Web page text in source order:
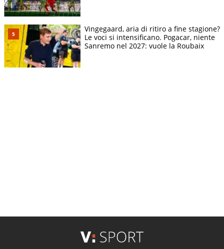
Vingegaard, aria di ritiro a fine stagione?
Le voci si intensificano. Pogacar, niente
Sanremo nel 2027: vuole la Roubaix